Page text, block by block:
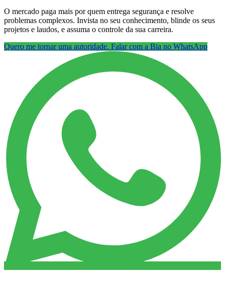
O mercado paga mais por quem entrega segurança e resolve
problemas complexos. Invista no seu conhecimento, blinde os seus
projetos e laudos, e assuma o controle da sua carreira.
Quero me tornar uma autoridade. Falar com a Bia no WhatsApp